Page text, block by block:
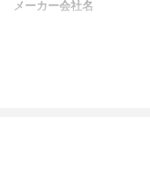
メーカー会社名